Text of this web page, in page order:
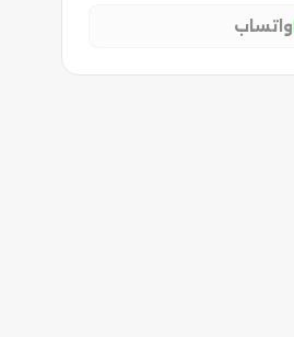
واتساب